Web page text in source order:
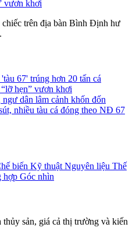
vươn khơi
chiếc trên địa bàn Bình Định hư
67' trúng hơn 20 tấn cá
hẹn” vươn khơi
dân lâm cảnh khốn đốn
nhiều tàu cá đóng theo NĐ 67
biến Kỹ thuật Nguyên liệu Thế
hợp Góc nhìn
sản, giá cả thị trường và kiến